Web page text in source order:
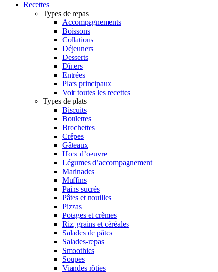
Recettes
Types de repas
Accompagnements
Boissons
Collations
Déjeuners
Desserts
Dîners
Entrées
Plats principaux
Voir toutes les recettes
Types de plats
Biscuits
Boulettes
Brochettes
Crêpes
Gâteaux
Hors-d’oeuvre
Légumes d’accompagnement
Marinades
Muffins
Pains sucrés
Pâtes et nouilles
Pizzas
Potages et crèmes
Riz, grains et céréales
Salades de pâtes
Salades-repas
Smoothies
Soupes
Viandes rôties